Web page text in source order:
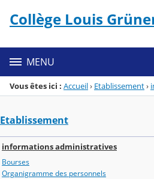
Menu de la rubrique
Contenu
Collège Louis
MENU
Vous êtes ici : Accueil› Etablissement›
Etablissement
informations administratives
Bourses
Organigramme des personnels